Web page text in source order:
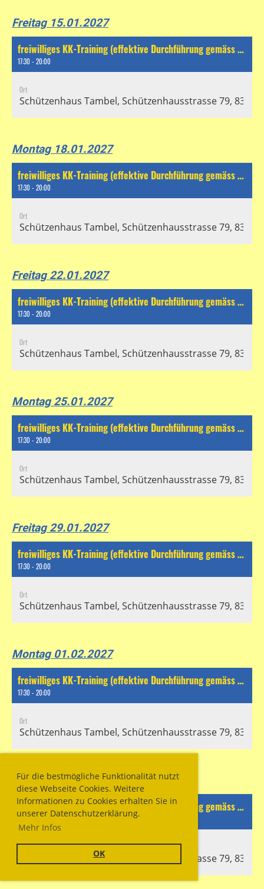
Für die bestmögliche Funktionalität nutzt
diese Webseite Cookies. Weitere
Informationen zu Cookies erhalten Sie in
unserer Datenschutzerklärung.
Mehr Infos
OK
Freitag 15.01.2027
freiwilliges KK-Training (effektive Durchführung gemäss separatem Chat)
17:30 - 20:00
Ort
Schützenhaus Tambel, Schützenhausstrasse 79, 8304
Montag 18.01.2027
freiwilliges KK-Training (effektive Durchführung gemäss separatem Chat)
17:30 - 20:00
Ort
Schützenhaus Tambel, Schützenhausstrasse 79, 8304
Freitag 22.01.2027
freiwilliges KK-Training (effektive Durchführung gemäss separatem Chat)
17:30 - 20:00
Ort
Schützenhaus Tambel, Schützenhausstrasse 79, 8304
Montag 25.01.2027
freiwilliges KK-Training (effektive Durchführung gemäss separatem Chat)
17:30 - 20:00
Ort
Schützenhaus Tambel, Schützenhausstrasse 79, 8304
Freitag 29.01.2027
freiwilliges KK-Training (effektive Durchführung gemäss separatem Chat)
17:30 - 20:00
Ort
Schützenhaus Tambel, Schützenhausstrasse 79, 8304
Montag 01.02.2027
freiwilliges KK-Training (effektive Durchführung gemäss separatem Chat)
17:30 - 20:00
Ort
Schützenhaus Tambel, Schützenhausstrasse 79, 8304
Freitag 05.02.2027
freiwilliges KK-Training (effektive Durchführung gemäss separatem Chat)
17:30 - 20:00
Ort
Schützenhaus Tambel, Schützenhausstrasse 79, 8304